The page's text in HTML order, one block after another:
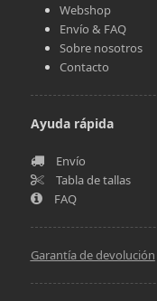
Webshop
Envío & FAQ
Sobre nosotros
Contacto
Ayuda rápida
Envío
Tabla de tallas
FAQ
Garantía de devolución